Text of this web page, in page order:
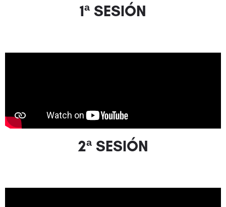
1ª SESIÓN
2ª SESIÓN